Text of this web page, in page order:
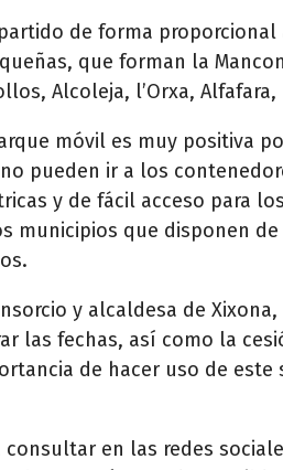
de forma
que forman la
Alcoleja, l’Orxa,
móvil es muy positiva
pueden ir a los
y de fácil acceso para
municipios que disponen
y alcaldesa de
las fechas, así como la
de hacer uso de
consultar en las redes